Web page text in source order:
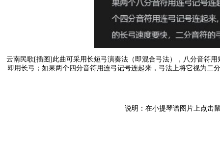
云南民歌[插图]此曲可采用长短弓演奏法（即混合弓法），八分音符
即用长弓；如果两个四分音符用连弓记号连起来，弓法上将它视为
说明：在小提琴谱图片上点击